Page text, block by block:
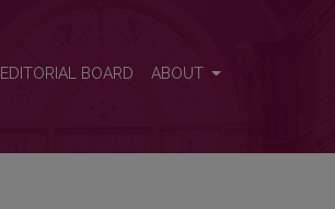
EDITORIAL BOARD ABOUT